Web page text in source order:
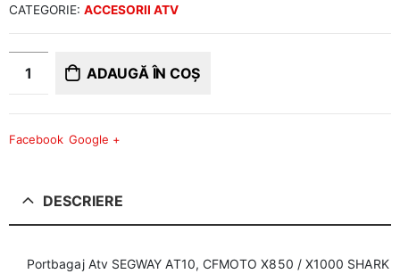
CATEGORIE: ACCESORII ATV
ADAUGĂ ÎN COȘ
Facebook Google +
DESCRIERE
Portbagaj Atv SEGWAY AT10, CFMOTO X850 / X1000 SHARK